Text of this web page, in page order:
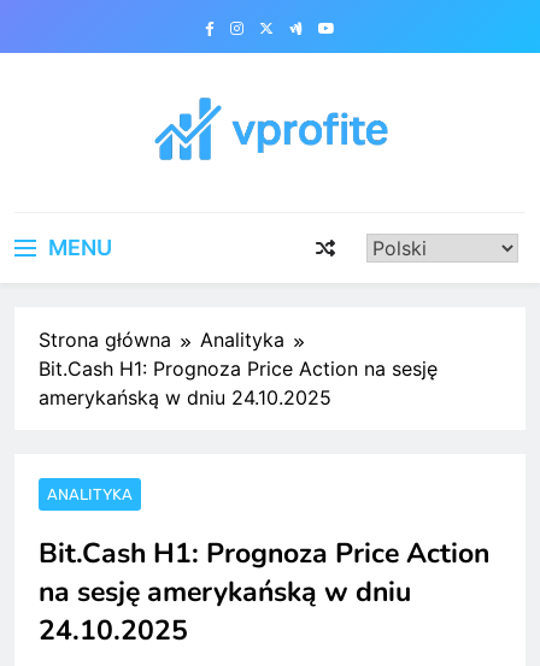
MENU
Strona główna
Analityka
Bit.Cash H1: Prognoza Price Action na sesję
amerykańską w dniu 24.10.2025
ANALITYKA
Bit.Cash H1: Prognoza Price Action
na sesję amerykańską w dniu
24.10.2025